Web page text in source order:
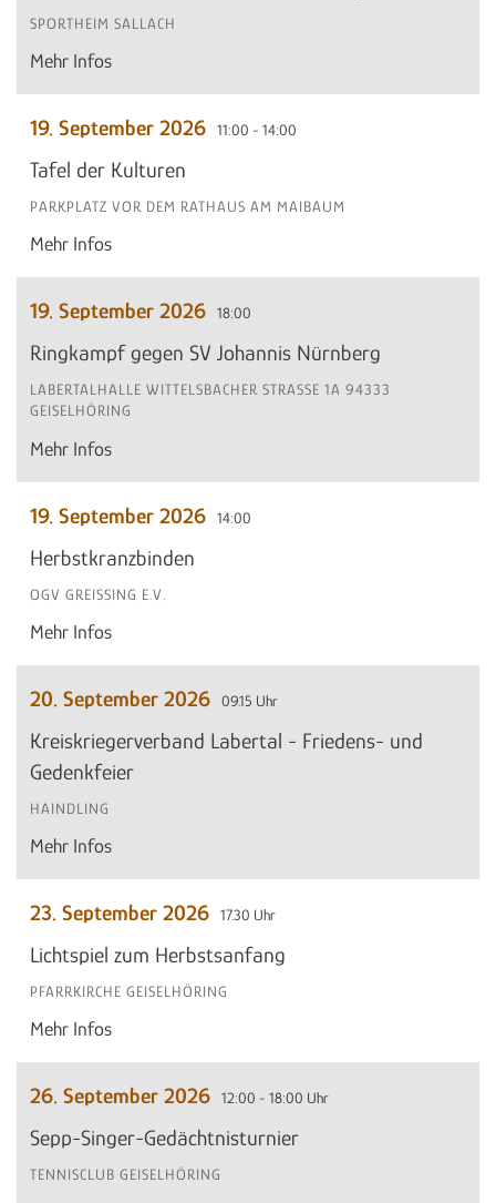
SPORTHEIM SALLACH
Mehr Infos
19. September 2026 11:00 - 14:00
Tafel der Kulturen
PARKPLATZ VOR DEM RATHAUS AM MAIBAUM
Mehr Infos
19. September 2026 18:00
Ringkampf gegen SV Johannis Nürnberg
LABERTALHALLE WITTELSBACHER STRASSE 1A 94333 G
EISELHÖRING
Mehr Infos
19. September 2026 14:00
Herbstkranzbinden
OGV GREISSING E.V.
Mehr Infos
20. September 2026 09.15 Uhr
Kreiskriegerverband Labertal - Friedens- und
Gedenkfeier
HAINDLING
Mehr Infos
23. September 2026 17.30 Uhr
Lichtspiel zum Herbstsanfang
PFARRKIRCHE GEISELHÖRING
Mehr Infos
26. September 2026 12:00 - 18:00 Uhr
Sepp-Singer-Gedächtnisturnier
TENNISCLUB GEISELHÖRING